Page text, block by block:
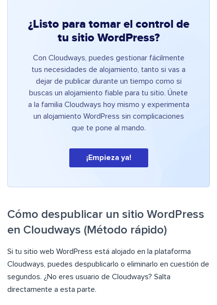
¿Listo para tomar el control de
tu sitio WordPress?
Con Cloudways, puedes gestionar fácilmente
tus necesidades de alojamiento, tanto si vas a
dejar de publicar durante un tiempo como si
buscas un alojamiento fiable para tu sitio. Únete
a la familia Cloudways hoy mismo y experimenta
un alojamiento WordPress sin complicaciones
que te pone al mando.
¡Empieza ya!
Cómo despublicar un sitio WordPress
en Cloudways (Método rápido)
Si tu sitio web WordPress está alojado en la plataforma
Cloudways, puedes despublicarlo o eliminarlo en cuestión de
segundos. ¿No eres usuario de Cloudways? Salta
directamente a esta parte.